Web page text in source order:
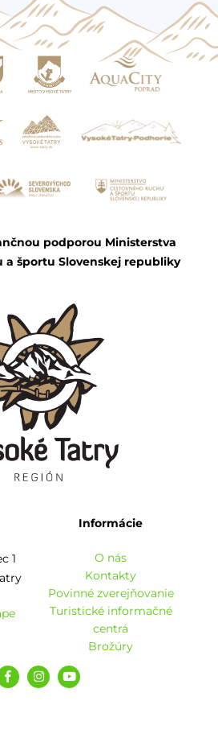
podporou Ministerstva
a športu Slovenskej republiky
1
Informácie
O nás
Kontakty
Povinné zverejňovanie
Turistické informačné
centrá
Brožúry